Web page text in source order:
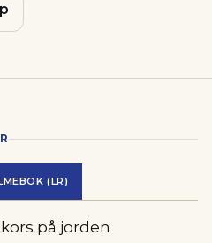
(LR)
på jorden